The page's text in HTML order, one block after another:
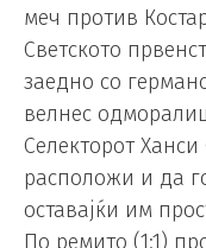
меч против
Светското
заедно со
велнес
Селекторот
расположи и да
оставајќи им
По ремито (1:1)